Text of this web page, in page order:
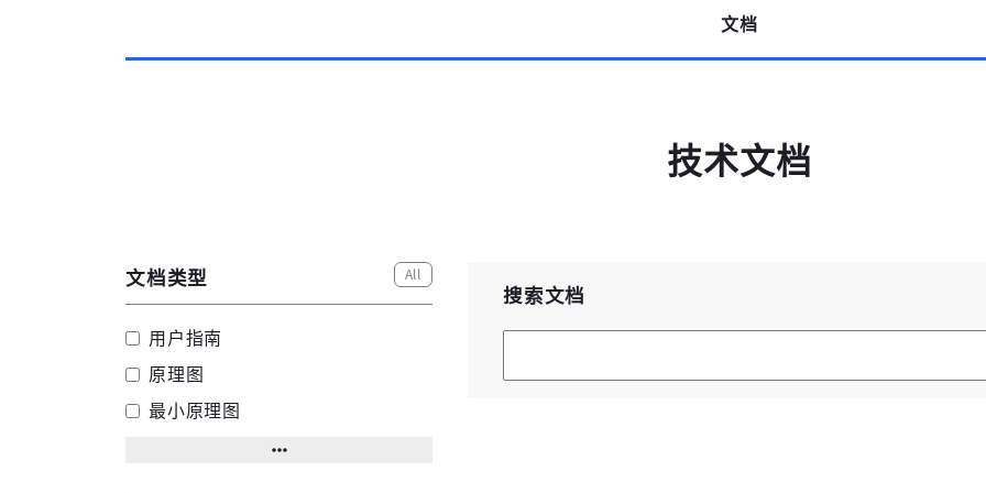
文档
技术文档
文档类型 All
用户指南
原理图
最小原理图
搜索文档